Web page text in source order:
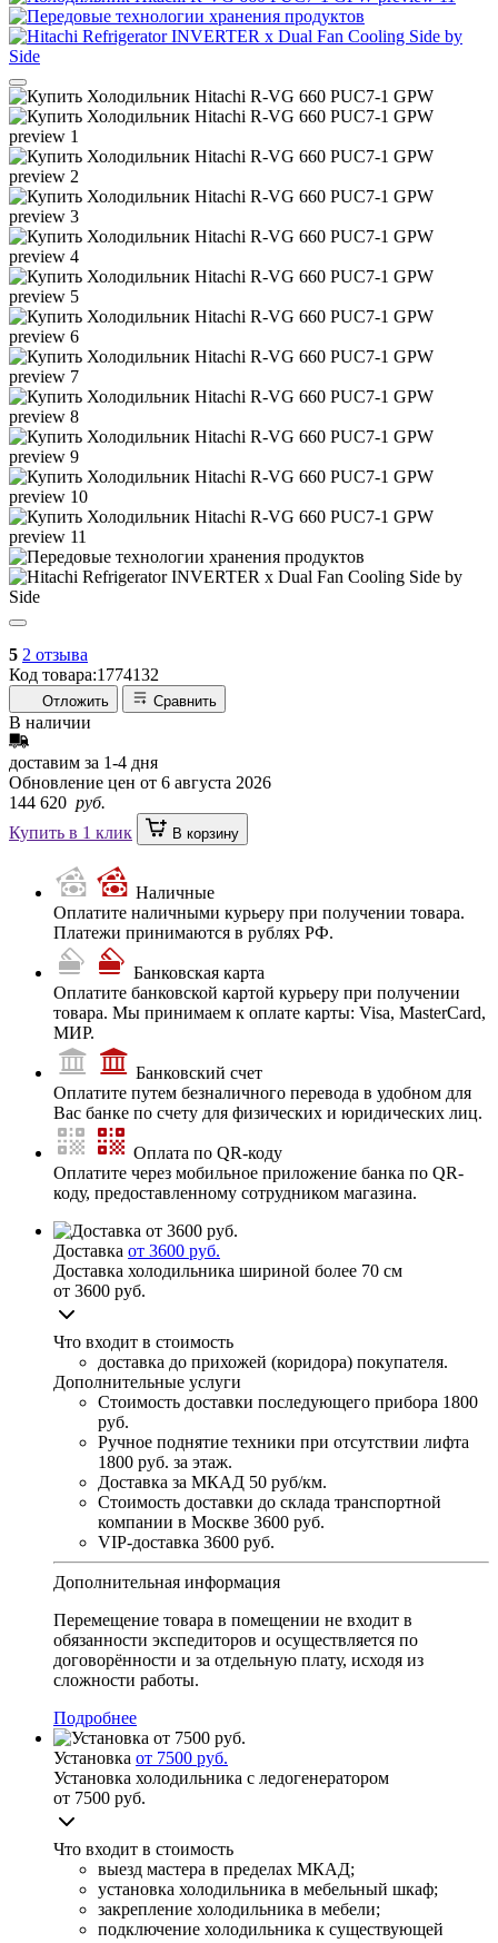
5 2 отзыва
Код товара:1774132
Отложить Сравнить
В наличии
доставим за 1-4 дня
Обновление цен от 6 августа 2026
144 620 руб.
Купить в 1 клик
В корзину
Наличные
Оплатите наличными курьеру при получении товара.
Платежи принимаются в рублях РФ.
Банковская карта
Оплатите банковской картой курьеру при получении
товара. Мы принимаем к оплате карты: Visa, MasterCard,
МИР.
Банковский счет
Оплатите путем безналичного перевода в удобном для
Вас банке по счету для физических и юридических лиц.
Оплата по QR-коду
Оплатите через мобильное приложение банка по QR-
коду, предоставленному сотрудником магазина.
Доставка от 3600 руб.
Доставка холодильника шириной более 70 см
от 3600 руб.
Что входит в стоимость
доставка до прихожей (коридора) покупателя.
Дополнительные услуги
Стоимость доставки последующего прибора 1800
руб.
Ручное поднятие техники при отсутствии лифта
1800 руб. за этаж.
Доставка за МКАД 50 руб/км.
Стоимость доставки до склада транспортной
компании в Москве 3600 руб.
VIP-доставка 3600 руб.
Дополнительная информация
Перемещение товара в помещении не входит в
обязанности экспедиторов и осуществляется по
договорённости и за отдельную плату, исходя из
сложности работы.
Подробнее
Установка от 7500 руб.
Установка холодильника с ледогенератором
от 7500 руб.
Что входит в стоимость
выезд мастера в пределах МКАД;
установка холодильника в мебельный шкаф;
закрепление холодильника в мебели;
подключение холодильника к существующей